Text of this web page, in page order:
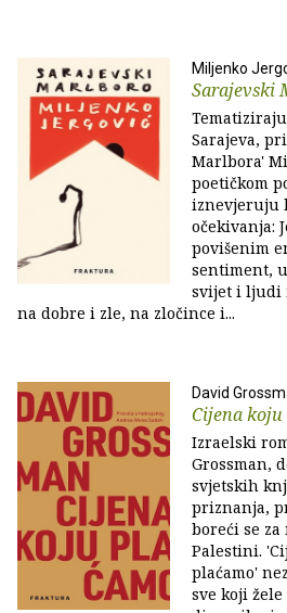
Miljenko
Sarajevski
Sarajeva,
Marlbora'
poetičkom
iznevjeruju
očekivanja:
povišenim
sentiment,
svijet i ljudi
na dobre i zle, na zločince i...
David
Cijena
Izraelski
Grossman,
svjetskih
priznanja,
boreći se
Palestini.
plaćamo'
sve koji